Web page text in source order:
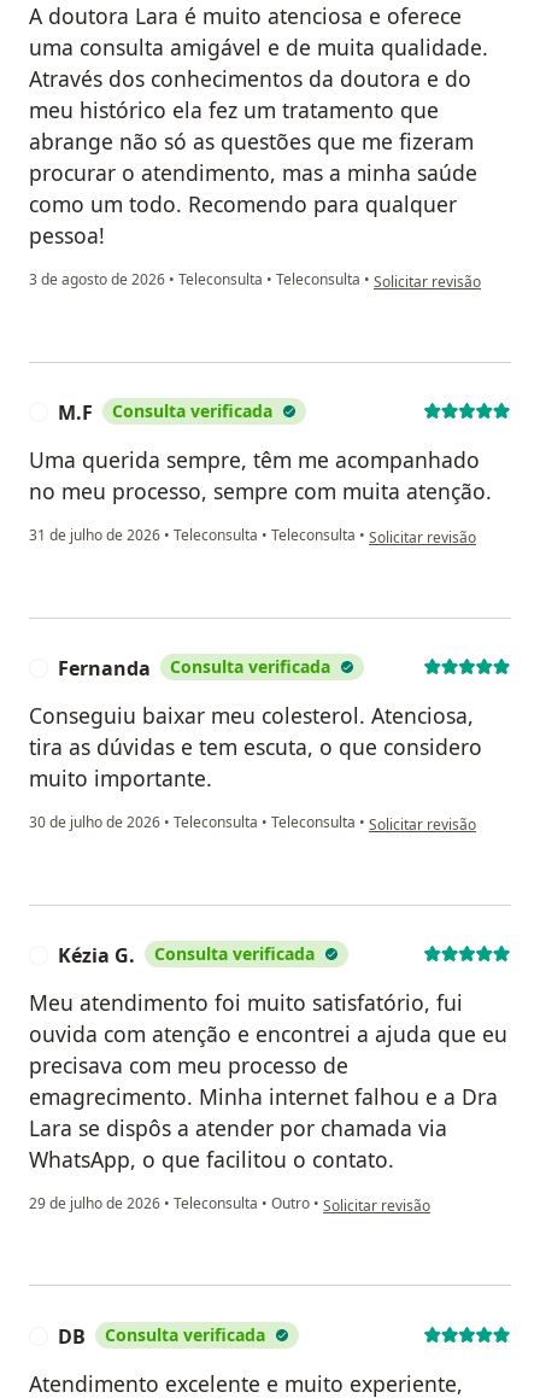
A doutora Lara é muito atenciosa e oferece
uma consulta amigável e de muita qualidade.
Através dos conhecimentos da doutora e do
meu histórico ela fez um tratamento que
abrange não só as questões que me fizeram
procurar o atendimento, mas a minha saúde
como um todo. Recomendo para qualquer
pessoa!
3 de agosto de 2026 • Teleconsulta • Teleconsulta • na opinião do utilizador
Solicitar revisão
M.F Consulta verificada
Uma querida sempre, têm me acompanhado
no meu processo, sempre com muita atenção.
31 de julho de 2026 • Teleconsulta • Teleconsulta • na opinião do utilizador
Solicitar revisão
Fernanda Consulta verificada
Conseguiu baixar meu colesterol. Atenciosa,
tira as dúvidas e tem escuta, o que considero
muito importante.
30 de julho de 2026 • Teleconsulta • Teleconsulta • na opinião do utilizador
Solicitar revisão
Kézia G. Consulta verificada
Meu atendimento foi muito satisfatório, fui
ouvida com atenção e encontrei a ajuda que eu
precisava com meu processo de
emagrecimento. Minha internet falhou e a Dra
Lara se dispôs a atender por chamada via
WhatsApp, o que facilitou o contato.
29 de julho de 2026 • Teleconsulta • Outro • na opinião do utilizador Kézia G.
Solicitar revisão
DB Consulta verificada
Atendimento excelente e muito experiente,